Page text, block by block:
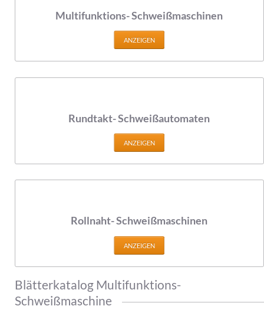
Multifunktions- Schweißmaschinen
ANZEIGEN
Rundtakt- Schweißautomaten
ANZEIGEN
Rollnaht- Schweißmaschinen
ANZEIGEN
Blätterkatalog Multifunktions-
Schweißmaschine